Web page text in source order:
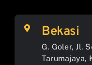
Bekasi
G. Goler, Jl.
Tarumajaya,